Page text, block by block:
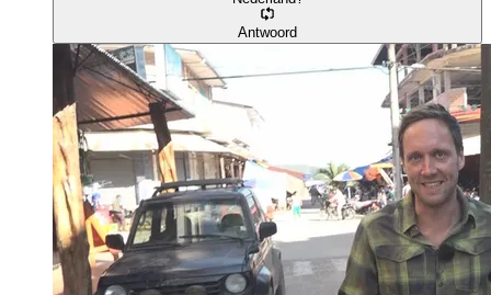
Antwoord